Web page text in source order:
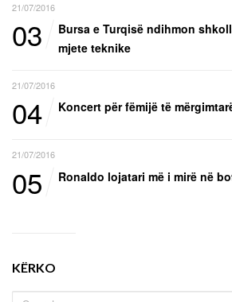
21/07/2016
03
Bursa e Turqisë ndihmon
mjete teknike
21/07/2016
04 Koncert për fëmijë të
21/07/2016
05 Ronaldo lojatari më i mirë në
KËRKO